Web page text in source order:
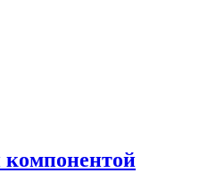
компонентой